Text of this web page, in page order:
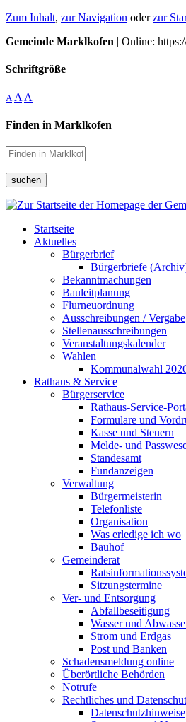
Zum Inhalt, zur Navigation oderzur
Gemeinde Marklkofen | Online:
Schriftgröße
A A A
Finden in Marklkofen
suchen
Startseite
Aktuelles
Bürgerbrief
Bürgerbriefe
Bekanntmachungen
Bauleitplanung
Flurneuordnung
Ausschreibungen / Vergabe
Stellenausschreibungen
Veranstaltungskalender
Wahlen
Kommunalwahl
Rathaus & Service
Bürgerservice
Rathaus-Service-
Formulare und
Kasse und Steuern
Melde- und
Standesamt
Fundanzeigen
Verwaltung
Bürgermeisterin
Telefonliste
Organisation
Was erledige ich wo
Bauhof
Gemeinderat
Sitzungstermine
Ver- und Entsorgung
Abfallbeseitigung
Wasser und
Strom und Erdgas
Post und Banken
Schadensmeldung online
Überörtliche Behörden
Notrufe
Rechtliches und
Datenschutzhinweise